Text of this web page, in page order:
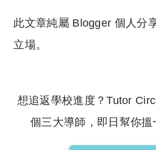
此文章純屬 Blogger 個人分
立場。
想追返學校進度？Tutor
個三大導師，即日幫你搵